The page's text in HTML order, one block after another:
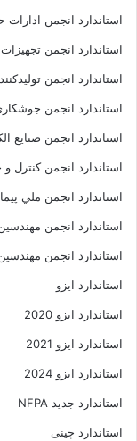
استاندارد انجمن ادارات
استاندارد انجمن
استاندارد انجمن
استاندارد انجمن
استاندارد انجمن صنايع
استاندارد انجمن کنترل
استاندارد انجمن ملي
استاندارد انجمن
استاندارد انجمن
استاندارد ایزو
استاندارد ایزو 2020
استاندارد ایزو 2021
استاندارد ایزو 2024
استاندارد جدید NFPA
استاندارد چینی